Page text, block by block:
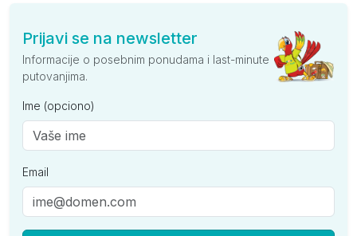
Prijavi se na newsletter
Informacije o posebnim ponudama i last-minute
putovanjima.
Ime (opciono)
Email